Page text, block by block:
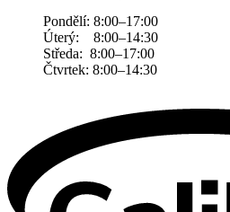
Pondělí: 8:00–17:00
Úterý: 8:00–14:30
Středa: 8:00–17:00
Čtvrtek: 8:00–14:30